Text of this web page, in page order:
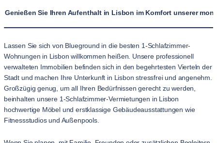
Genießen Sie Ihren Aufenthalt in Lisbon im Komfort unserer
Lassen Sie sich von Blueground in die besten 1-Schlafzimmer-
Wohnungen in Lisbon willkommen heißen. Unsere professionell
verwalteten Immobilien befinden sich in den begehrtesten Vierteln der
Stadt und machen Ihre Unterkunft in Lisbon stressfrei und angenehm.
Großzügig genug, um all Ihren Bedürfnissen gerecht zu werden,
beinhalten unsere 1-Schlafzimmer-Vermietungen in Lisbon
hochwertige Möbel und erstklassige Gebäudeausstattungen wie
Fitnessstudios und Außenpools.